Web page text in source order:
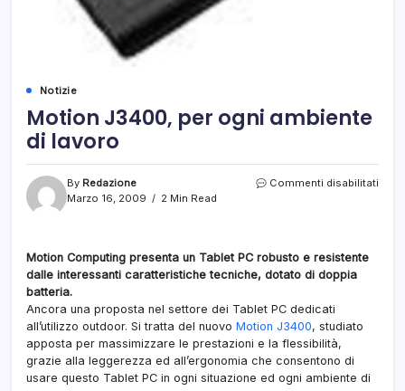
Notizie
Motion J3400, per ogni ambiente
di lavoro
By Redazione
Marzo 16, 2009
2 Min Read
Commenti disabilitati
Motion Computing presenta un Tablet PC robusto e resistente
dalle interessanti caratteristiche tecniche, dotato di doppia
batteria.
Ancora una proposta nel settore dei Tablet PC dedicati
all’utilizzo outdoor. Si tratta del nuovo Motion J3400, studiato
apposta per massimizzare le prestazioni e la flessibilità,
grazie alla leggerezza ed all’ergonomia che consentono di
usare questo Tablet PC in ogni situazione ed ogni ambiente di